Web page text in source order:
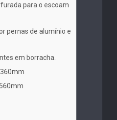
para o escoam
pernas de alumínio e
em borracha.